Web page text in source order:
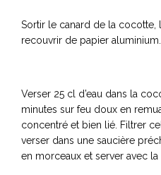
Sortir le canard de la cocotte,
recouvrir de papier
Verser 25 cl d’eau dans la
minutes sur feu doux en
concentré et bien lié. Filtrer
verser dans une saucière
en morceaux et server avec la